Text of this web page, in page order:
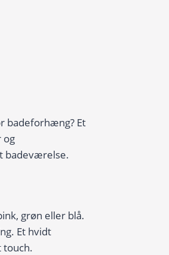
badeforhæng? Et
og
badeværelse.
grøn eller blå.
Et hvidt
touch.